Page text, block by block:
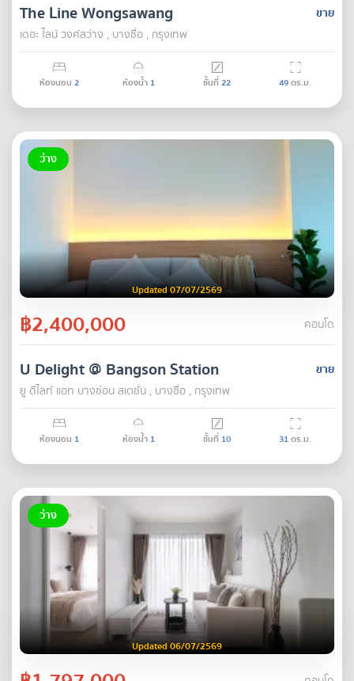
ขาย
The Line Wongsawang
เดอะ ไลน์ วงศ์สว่าง , บางซื่อ , กรุงเทพ
ห้องนอน 2 ห้องน้ำ 1 ชั้นที่22 49ตร.ม.
ว่าง
Updated 07/07/2569
฿2,400,000 คอนโด
ขาย
U Delight @ Bangson Station
ยู ดีไลท์ แอท บางซ่อน สเตชั่น , บางซื่อ , กรุงเทพ
ห้องนอน 1 ห้องน้ำ 1 ชั้นที่ 10 31ตร.ม.
ว่าง
Updated 06/07/2569